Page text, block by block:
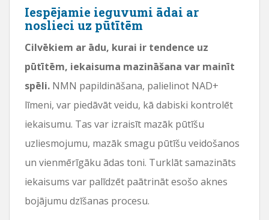
Iespējamie ieguvumi ādai ar
noslieci uz pūtītēm
Cilvēkiem ar ādu, kurai ir tendence uz
pūtītēm, iekaisuma mazināšana var mainīt
spēli. NMN papildināšana, palielinot NAD+
līmeni, var piedāvāt veidu, kā dabiski kontrolēt
iekaisumu. Tas var izraisīt mazāk pūtīšu
uzliesmojumu, mazāk smagu pūtīšu veidošanos
un vienmērīgāku ādas toni. Turklāt samazināts
iekaisums var palīdzēt paātrināt esošo aknes
bojājumu dzīšanas procesu.